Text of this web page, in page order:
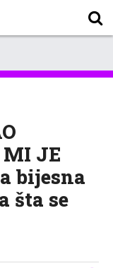
MI JE
bijesna
šta se